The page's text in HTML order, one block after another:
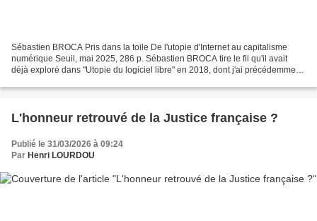
Sébastien BROCA Pris dans la toile De l'utopie d'Internet au capitalisme
numérique Seuil, mai 2025, 286 p. Sébastien BROCA tire le fil qu'il avait
déjà exploré dans "Utopie du logiciel libre" en 2018, dont j'ai précédemment
L'honneur retrouvé de la Justice française ?
Publié le 31/03/2026 à 09:24
Par Henri LOURDOU